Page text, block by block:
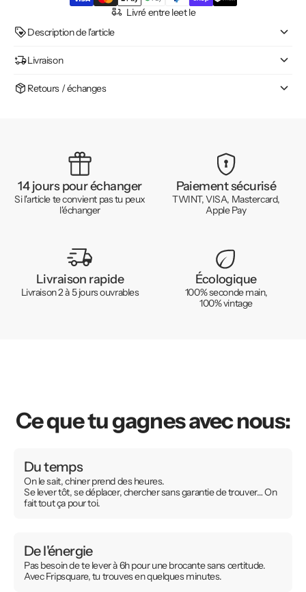
Livré entre leet le
Description de l'article
Livraison
Retours / échanges
14 jours pour échanger
Si l'article te convient pas tu peux
l'échanger
Paiement sécurisé
TWINT, VISA, Mastercard,
Apple Pay
Livraison rapide
Livraison 2 à 5 jours ouvrables
Écologique
100% seconde main,
100% vintage
Ce que tu gagnes avec nous:
Du temps
On le sait, chiner prend des heures.
Se lever tôt, se déplacer, chercher sans garantie de trouver… On
fait tout ça pour toi.
De l'énergie
Pas besoin de te lever à 6h pour une brocante sans certitude.
Avec Fripsquare, tu trouves en quelques minutes.